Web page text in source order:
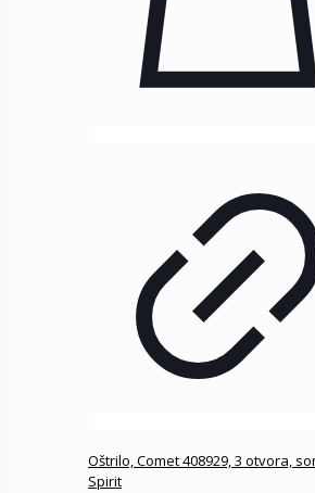
Oštrilo, Comet 408929, 3 otvora,
Spirit